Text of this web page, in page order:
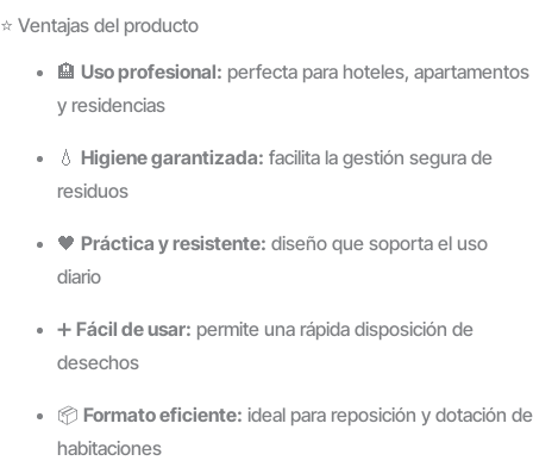
⭐ Ventajas del producto
🏨 Uso profesional: perfecta para hoteles, apartamentos
y residencias
💧 Higiene garantizada: facilita la gestión segura de
residuos
🖤 Práctica y resistente: diseño que soporta el uso
diario
➕ Fácil de usar: permite una rápida disposición de
desechos
📦 Formato eficiente: ideal para reposición y dotación de
habitaciones